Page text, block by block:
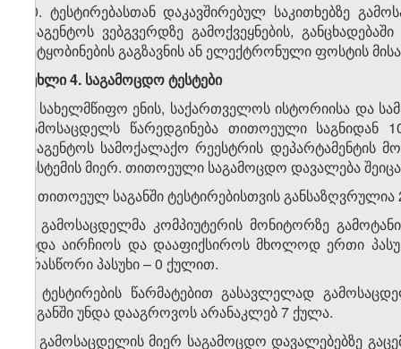
10. ტესტირებასთან დაკავშირებულ საკითხებზე
სააგენტოს ვებგვერდზე გამოქვეყნების,
შეტყობინების გაგზავნის ან ელექტრონული ფოსტის
მუხლი 4. საგამოცდო ტესტები
1. სახელმწიფო ენის, საქართველოს ისტორიისა და
გამოსაცდელს წარედგინება თითოეული
სააგენტოს სამოქალაქო რეესტრის დეპარტამენტის
სისტემის მიერ. თითოეული საგამოცდო დავალება
2. თითოეულ საგანში ტესტირებისთვის განსაზღვრულია
3. გამოსაცდელმა კომპიუტერის მონიტორზე
უნდა აირჩიოს და დააფიქსიროს მხოლოდ ერთი
არასწორი პასუხი – 0 ქულით.
4. ტესტირების წარმატებით გასავლელად
საგანში უნდა დააგროვოს არანაკლებ 7 ქულა.
5. გამოსაცდელის მიერ საგამოცდო დავალებებზე